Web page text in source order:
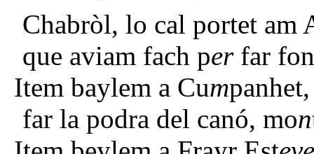
Chabròl, lo cal portet am
que aviam fach per far
Item baylem a Cum
far la podra del canó, mon